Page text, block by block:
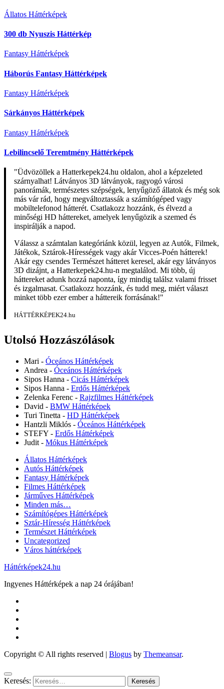
Állatos Háttérképek
300 db Nyuszis Háttérkép
Fantasy Háttérképek
Háborús Fantasy Háttérképek
Fantasy Háttérképek
Sárkányos Háttérképek
Fantasy Háttérképek
Lebilincselő Teremtmény Háttérképek
"Üdvözöllek a Hatterkepek24.hu oldalon, ahol a képzeleted
szárnyalhat! Látványos 3D látványok, ragyogó városi
panorámák, természetes szépségek, lenyűgöző állatok és még sok
más vár rád, hogy megváltoztassák a számítógéped vagy
mobiltelefonod hátterét. Csatlakozz hozzánk, és élvezd a
minőségi HD háttereket, amelyek lenyűgözik a szemed és
inspirálják a napod.
Válassz a számtalan kategóriánk közül, legyen az Autók, Filmek,
Játékok, Sztárok-Hírességek vagy akár Vicces-Poén hátterek!
Akár egy csendes Természet hátteret keresel, akár egy látványos
3D dizájnt, a Hatterkepek24.hu-n megtalálod. Mi több, új
háttereket adunk hozzá naponta, így mindig találsz valami frisset
és izgalmasat. Csatlakozz hozzánk, és tudd meg, miért választ
minket több ezer ember a háttereik forrásának!"
HÁTTÉRKÉPEK24.hu
Utolsó Hozzászólások
Mari - Óceános Háttérképek
Andrea - Óceános Háttérképek
Sipos Hanna - Cicás Háttérképek
Sipos Hanna - Erdős Háttérképek
Zelenka Ferenc - Rajzfilmes Háttérképek
David - BMW Háttérképek
Turi Tinetta - HD Háttérképek
Hantzli Miklós - Óceános Háttérképek
STEFY - Erdős Háttérképek
Judit - Mókus Háttérképek
Állatos Háttérképek
Autós Háttérképek
Fantasy Háttérképek
Filmes Háttérképek
Járműves Háttérképek
Minden más…
Számítógépes Háttérképek
Sztár-Híresség Háttérképek
Természet Háttérképek
Uncategorized
Város háttérképek
Háttérképek24.hu
Ingyenes Háttérképek a nap 24 órájában!
Copyright © All rights reserved | Blogus by Themeansar.
Keresés: